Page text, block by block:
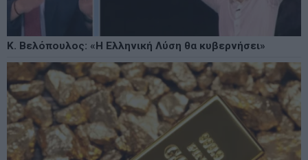
Κ. Βελόπουλος: «Η Ελληνική Λύση θα κυβερνήσει»